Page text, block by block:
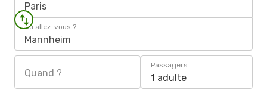
Paris
Où allez-vous ?
Mannheim
Quand ?
Passagers
1 adulte